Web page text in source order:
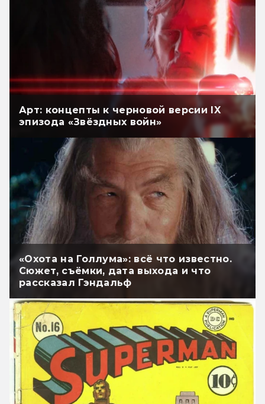
Арт: концепты к черновой версии IX
эпизода «Звёздных войн»
«Охота на Голлума»: всё что известно.
Сюжет, съёмки, дата выхода и что
рассказал Гэндальф